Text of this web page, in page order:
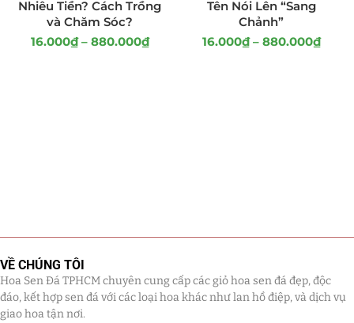
Nhiêu Tiền? Cách Trồng
và Chăm Sóc?
16.000₫ – 880.000₫
Tên Nói Lên “Sang
Chảnh”
16.000₫ – 880.000₫
VỀ CHÚNG TÔI
Hoa Sen Đá TPHCM chuyên cung cấp các giỏ hoa sen đá đẹp, độc
đáo, kết hợp sen đá với các loại hoa khác như lan hồ điệp, và dịch vụ
giao hoa tận nơi.